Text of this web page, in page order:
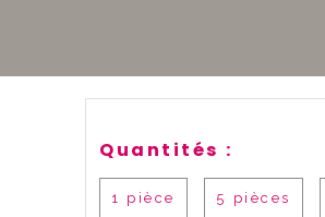
Quantités :
1 pièce 5 pièces